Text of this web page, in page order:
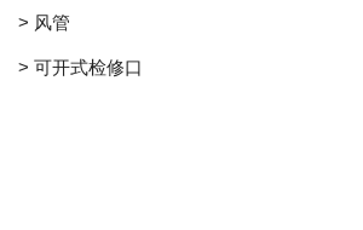
> 风管
> 可开式检修口